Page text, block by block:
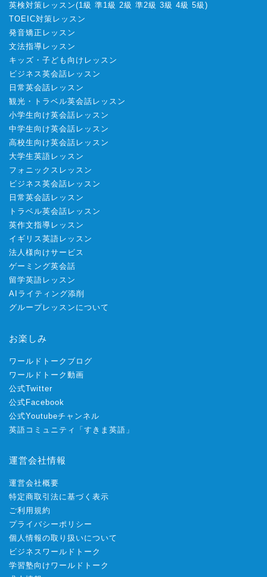
英検対策レッスン(1級 準1級 2級 準2級 3級 4級 5級 )
TOEIC対策レッスン
発音矯正レッスン
文法指導レッスン
キッズ・子ども向けレッスン
ビジネス英会話レッスン
日常英会話レッスン
観光・トラベル英会話レッスン
小学生向け英会話レッスン
中学生向け英会話レッスン
高校生向け英会話レッスン
大学生英語レッスン
フォニックスレッスン
ビジネス英会話レッスン
日常英会話レッスン
トラベル英会話レッスン
英作文指導レッスン
イギリス英語レッスン
法人様向けサービス
ゲーミング英会話
留学英語レッスン
AIライティング添削
グループレッスンについて
お楽しみ
ワールドトークブログ
ワールドトーク動画
公式Twitter
公式Facebook
公式Youtubeチャンネル
英語コミュニティ「すきま英語」
運営会社情報
運営会社概要
特定商取引法に基づく表示
ご利用規約
プライバシーポリシー
個人情報の取り扱いについて
ビジネスワールドトーク
学習塾向けワールドトーク